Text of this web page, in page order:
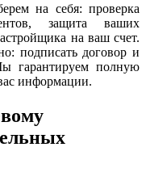
на себя: проверка
защита ваших
на ваш счет.
подписать договор и
гарантируем полную
информации.